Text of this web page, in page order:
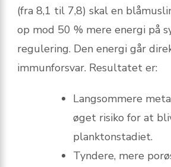
(fra 8,1 til 7,8) skal en
op mod 50 % mere energi på
regulering. Den energi går
immunforsvar. Resultatet er:
Langsommere
øget risiko for at
planktonstadiet.
Tyndere, mere